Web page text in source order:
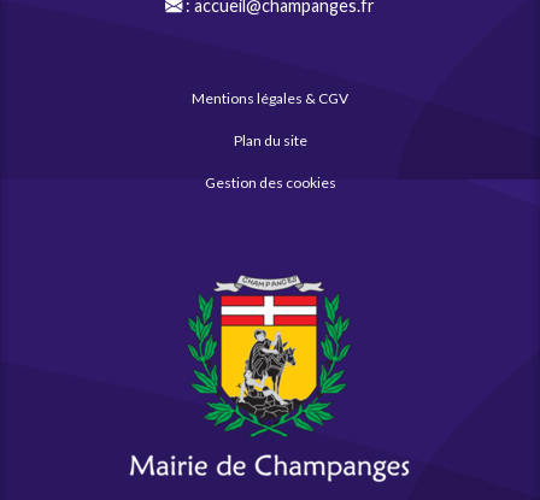
: accueil@champanges.fr
Mentions légales & CGV
Plan du site
Gestion des cookies